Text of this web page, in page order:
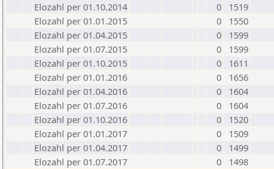
Elozahl per 01.10.2014
0
1519
Elozahl per 01.01.2015
0
1550
Elozahl per 01.04.2015
0
1599
Elozahl per 01.07.2015
0
1599
Elozahl per 01.10.2015
0
1611
Elozahl per 01.01.2016
0
1656
Elozahl per 01.04.2016
0
1604
Elozahl per 01.07.2016
0
1604
Elozahl per 01.10.2016
0
1520
Elozahl per 01.01.2017
0
1509
Elozahl per 01.04.2017
0
1499
Elozahl per 01.07.2017
0
1498